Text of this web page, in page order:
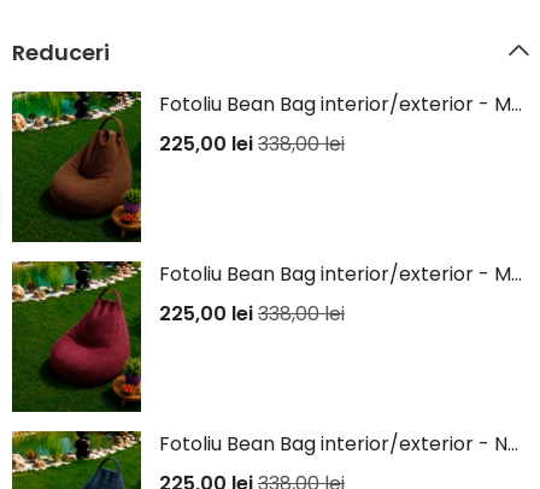
Reduceri
Fotoliu Bean Bag interior/exterior - Maro
225,00 lei338,00lei
Fotoliu Bean Bag interior/exterior - Mov
225,00 lei338,00lei
Fotoliu Bean Bag interior/exterior - Negru
225,00 lei338,00lei